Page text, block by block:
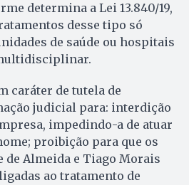
determina a Lei 13.840/19,
desse tipo só
de saúde ou hospitais
caráter de tutela de
judicial para: interdição
impedindo-a de atuar
proibição para que os
de Almeida e Tiago Morais
ao tratamento de